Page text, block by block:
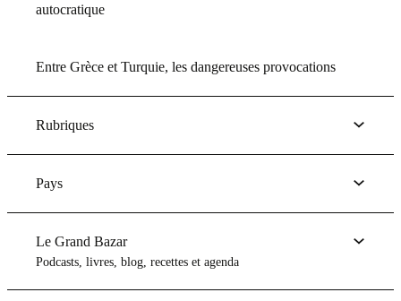
autocratique
Entre Grèce et Turquie, les dangereuses provocations
Rubriques
Pays
Le Grand Bazar
Podcasts, livres, blog, recettes et agenda